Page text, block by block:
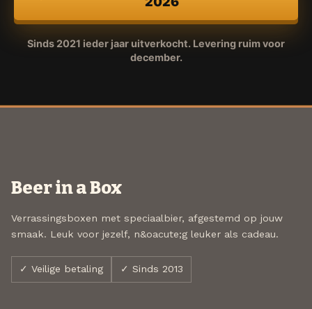
Sinds 2021 ieder jaar uitverkocht. Levering ruim voor
december.
Beer in a Box
Verrassingsboxen met speciaalbier, afgestemd op jouw
smaak. Leuk voor jezelf, n&oacute;g leuker als cadeau.
✓ Veilige betaling ✓ Sinds 2013